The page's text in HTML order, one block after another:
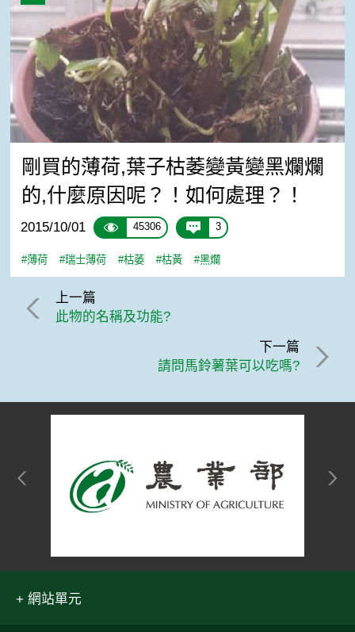
剛買的薄荷,葉子枯萎變黃變黑爛爛
的,什麼原因呢？！如何處理？！
2015/10/01 45306 3
#薄荷 #瑞士薄荷 #枯萎 #枯黃 #黑爛
上一篇
此物的名稱及功能?
下一篇
請問馬鈴薯葉可以吃嗎?
網站單元